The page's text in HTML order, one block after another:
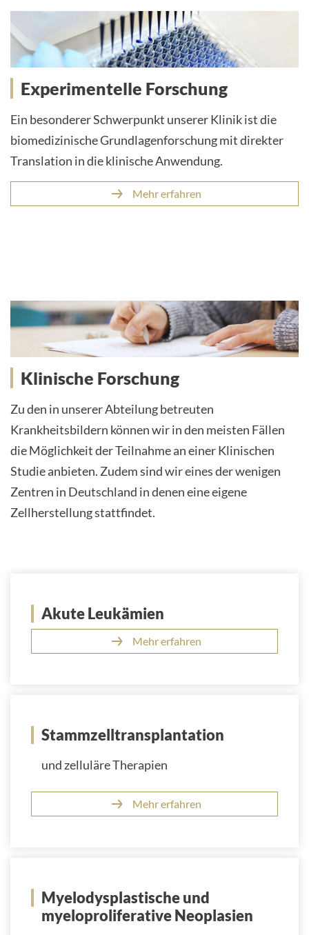
Experimentelle Forschung
Ein besonderer Schwerpunkt unserer Klinik ist die
biomedizinische Grundlagenforschung mit direkter
Translation in die klinische Anwendung.
Mehr erfahren
Klinische Forschung
Zu den in unserer Abteilung betreuten
Krankheitsbildern können wir in den meisten Fällen
die Möglichkeit der Teilnahme an einer Klinischen
Studie anbieten. Zudem sind wir eines der wenigen
Zentren in Deutschland in denen eine eigene
Zellherstellung stattfindet.
Akute Leukämien
Mehr erfahren
Stammzelltransplantation
und zelluläre Therapien
Mehr erfahren
Myelodysplastische und
myeloproliferative Neoplasien